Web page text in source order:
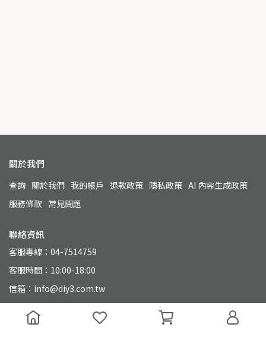
關於我們
查詢 關於我們 我的帳戶 退款政策 隱私政策 AI 內容生成政策
服務條款 常見問題
聯絡資訊
客服專線：04-7514759
客服時間：10:00-18:00
信箱：info@diy3.com.tw
地址：500 彰化縣彰化市永興街110號
統一編號：90804649